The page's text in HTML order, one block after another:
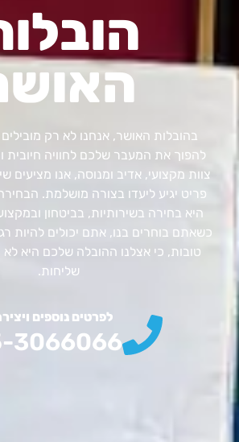
בהובלות האושר, אנחנו לא רק מובילים
להפוך את המעבר שלכם לחוויה חיובית
צוות מקצועי, אדיב ומנוסה, אנו מציעים
פריט יגיע ליעדו בצורה מושלמת.
היא בחירה בשירותיות, בביטחון
כשאתם בוחרים בנו, אתם יכולים להיות
טובות, כי אצלנו ההובלה שלכם היא
שליחות.
לפרטים נוספים
3066066